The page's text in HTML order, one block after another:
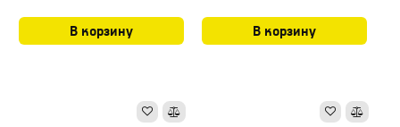
В корзину В корзину